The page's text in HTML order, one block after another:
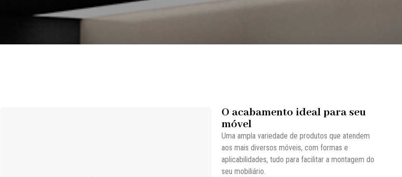
O acabamento ideal para seu
móvel
Uma ampla variedade de produtos que atendem
aos mais diversos móveis, com formas e
aplicabilidades, tudo para facilitar a montagem do
seu mobiliário.